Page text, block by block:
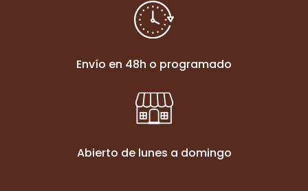
Envío en 48h o programado
Abierto de lunes a domingo